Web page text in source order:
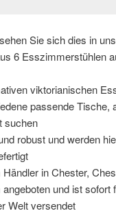
Sie sich dies in
6 Esszimmerstühlen
viktorianischen
passende
suchen
robust und werden
in Chester,
und ist
Welt versendet